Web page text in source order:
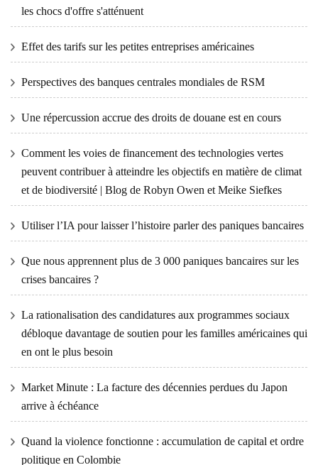
les chocs d'offre s'atténuent
Effet des tarifs sur les petites entreprises américaines
Perspectives des banques centrales mondiales de RSM
Une répercussion accrue des droits de douane est en cours
Comment les voies de financement des technologies vertes
peuvent contribuer à atteindre les objectifs en matière de climat
et de biodiversité | Blog de Robyn Owen et Meike Siefkes
Utiliser l’IA pour laisser l’histoire parler des paniques bancaires
Que nous apprennent plus de 3 000 paniques bancaires sur les
crises bancaires ?
La rationalisation des candidatures aux programmes sociaux
débloque davantage de soutien pour les familles américaines qui
en ont le plus besoin
Market Minute : La facture des décennies perdues du Japon
arrive à échéance
Quand la violence fonctionne : accumulation de capital et ordre
politique en Colombie